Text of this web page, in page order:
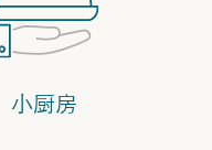
小厨房